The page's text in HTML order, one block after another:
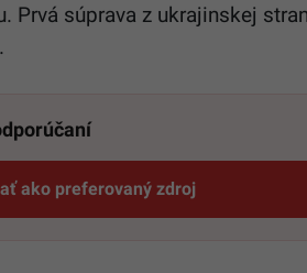
Prvá súprava z ukrajinskej
ako preferovaný zdroj
Startitup, odkaz sa otvorí v